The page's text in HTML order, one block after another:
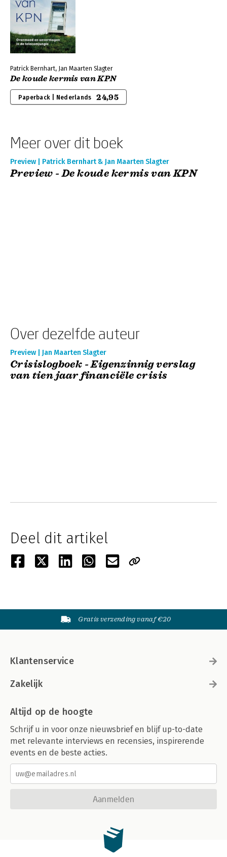
Patrick Bernhart, Jan Maarten Slagter
De koude kermis van KPN
Paperback | Nederlands 24,95
Meer over dit boek
Preview | Patrick Bernhart & Jan Maarten Slagter
Preview - De koude kermis van KPN
Over dezelfde auteur
Preview | Jan Maarten Slagter
Crisislogboek - Eigenzinnig verslag
van tien jaar financiële crisis
Deel dit artikel
Gratis verzending vanaf €20
Klantenservice
Zakelijk
Altijd op de hoogte
Schrijf u in voor onze nieuwsbrief en blijf up-to-date
met relevante interviews en recensies, inspirerende
events en de beste acties.
Aanmelden